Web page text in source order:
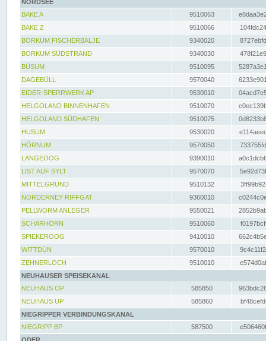
NORDSEE
BAKE A
9510063
BAKE Z
9510066
BORKUM FISCHERBALJE
9340020
BORKUM SÜDSTRAND
9340030
BÜSUM
9510095
DAGEBÜLL
9570040
EIDER-SPERRWERK AP
9530010
HELGOLAND BINNENHAFEN
9510070
HELGOLAND SÜDHAFEN
9510075
HUSUM
9530020
HÖRNUM
9570050
LANGEOOG
9390010
LIST AUF SYLT
9570070
MITTELGRUND
9510132
NORDERNEY RIFFGAT
9360010
PELLWORM ANLEGER
9550021
SCHARHÖRN
9510060
SPIEKEROOG
9410010
WITTDÜN
9570010
ZEHNERLOCH
9510010
NEUHAUSER SPEISEKANAL
NEUHAUS OP
585850
NEUHAUS UP
585860
NIEGRIPPER VERBINDUNGSKANAL
NIEGRIPP BP
587500